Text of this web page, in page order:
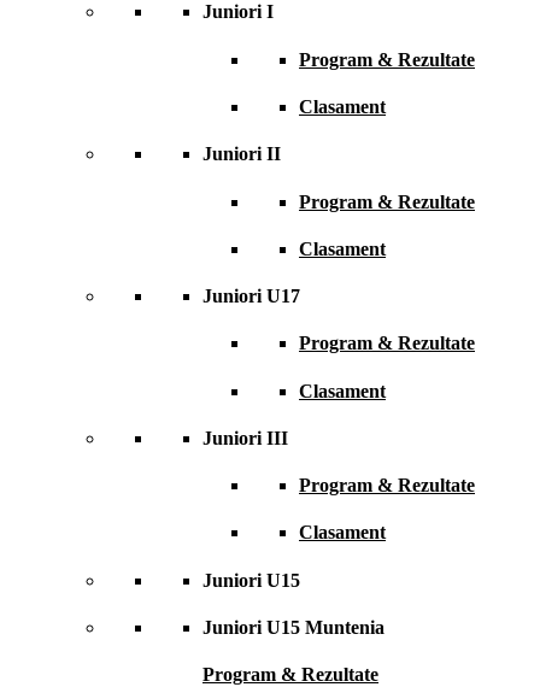
Juniori I
Program & Rezultate
Clasament
Juniori II
Program & Rezultate
Clasament
Juniori U17
Program & Rezultate
Clasament
Juniori III
Program & Rezultate
Clasament
Juniori U15
Juniori U15 Muntenia
Program & Rezultate